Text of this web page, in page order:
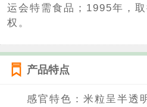
运会特需食品；1995年，
权。
产品特点
感官特色：米粒呈半透